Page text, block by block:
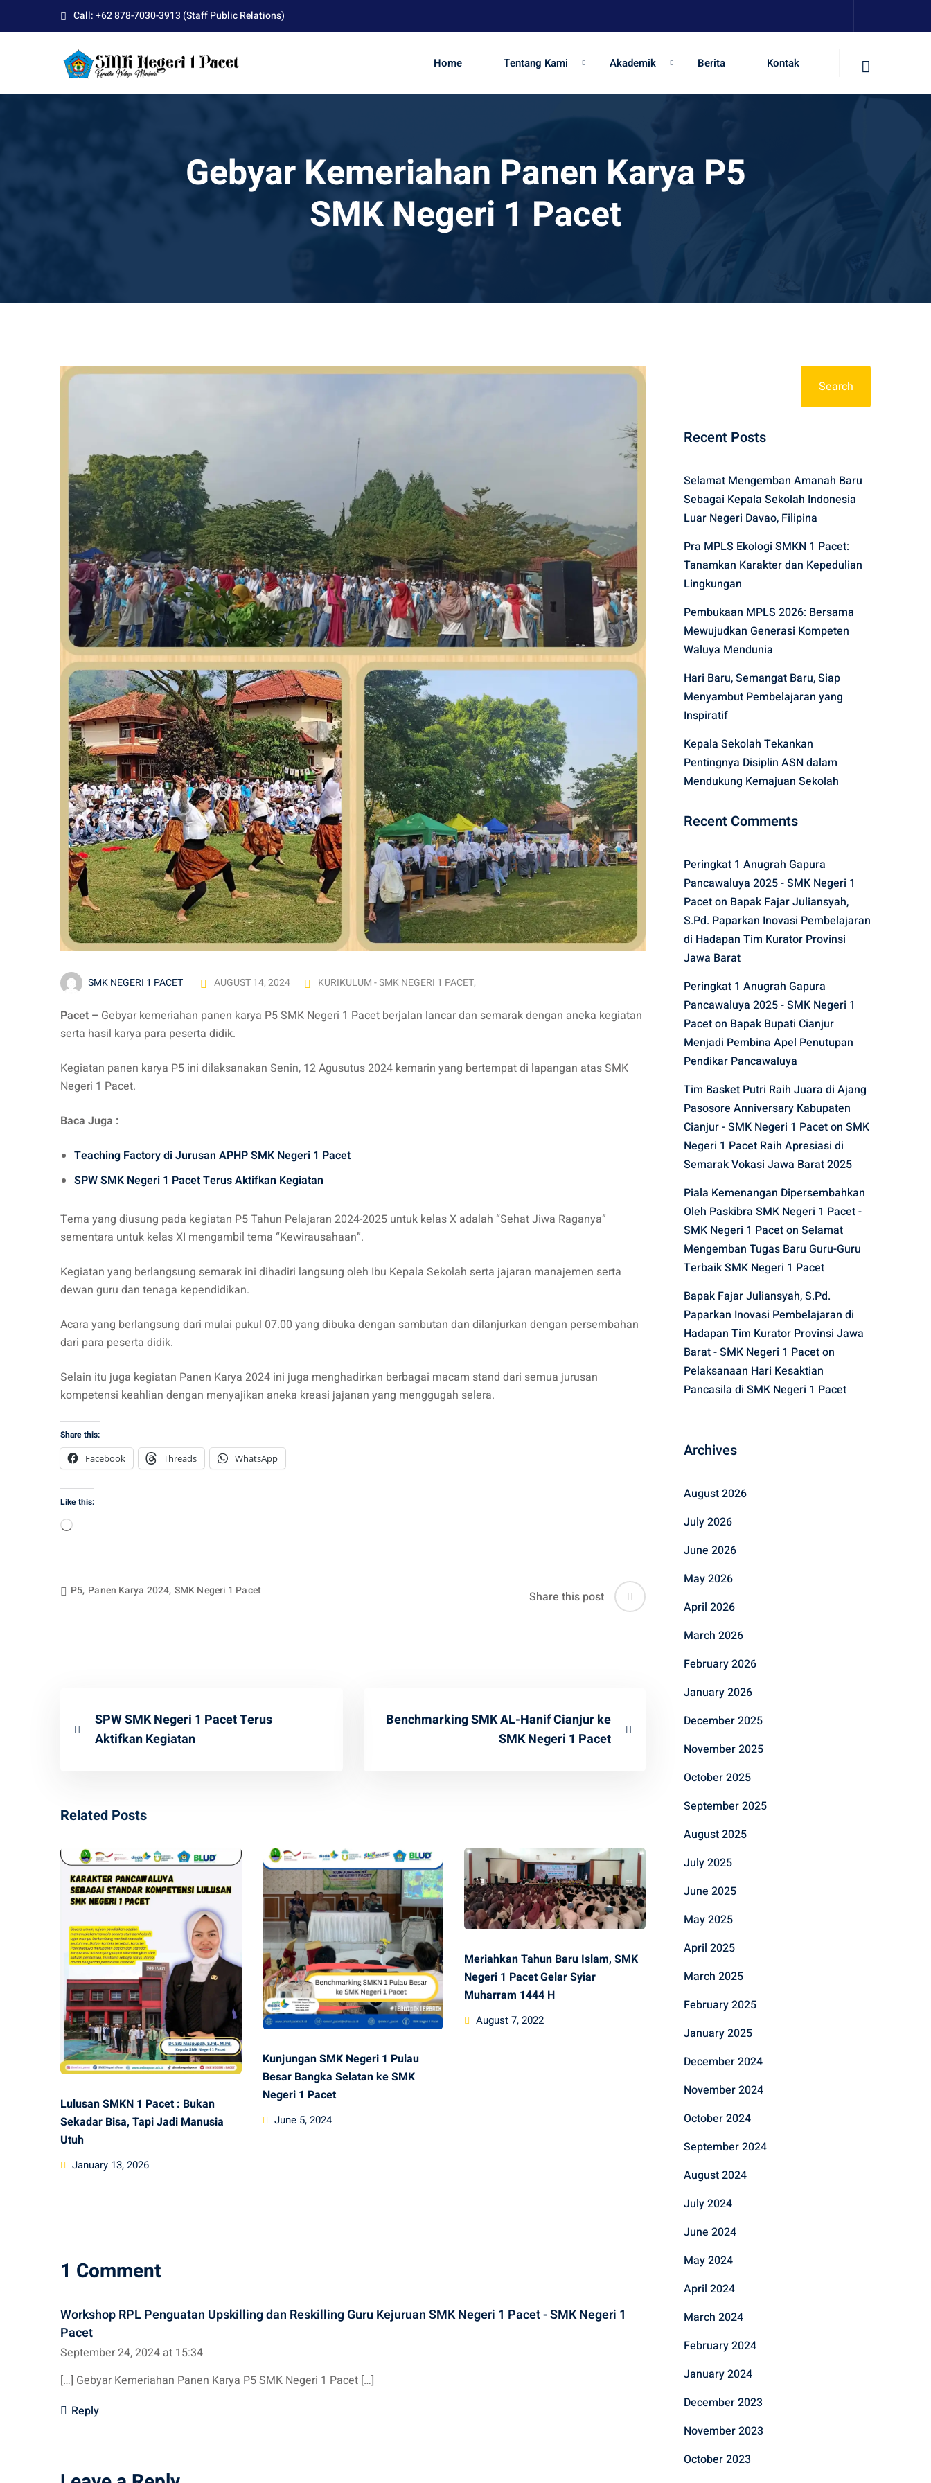
Call: +62 878-7030-3913 (Staff Public Relations)
Home Tentang Kami Akademik Berita Kontak
Gebyar Kemeriahan Panen Karya P5
SMK Negeri 1 Pacet
SMK NEGERI 1 PACET AUGUST 14, 2024 KURIKULUM - SMK NEGERI 1 PACET,
Pacet – Gebyar kemeriahan panen karya P5 SMK Negeri 1 Pacet berjalan lancar dan semarak dengan aneka kegiatan
serta hasil karya para peserta didik.
Kegiatan panen karya P5 ini dilaksanakan Senin, 12 Agusutus 2024 kemarin yang bertempat di lapangan atas SMK
Negeri 1 Pacet.
Baca Juga :
Teaching Factory di Jurusan APHP SMK Negeri 1 Pacet
SPW SMK Negeri 1 Pacet Terus Aktifkan Kegiatan
Tema yang diusung pada kegiatan P5 Tahun Pelajaran 2024-2025 untuk kelas X adalah “Sehat Jiwa Raganya”
sementara untuk kelas XI mengambil tema “Kewirausahaan”.
Kegiatan yang berlangsung semarak ini dihadiri langsung oleh Ibu Kepala Sekolah serta jajaran manajemen serta
dewan guru dan tenaga kependidikan.
Acara yang berlangsung dari mulai pukul 07.00 yang dibuka dengan sambutan dan dilanjurkan dengan persembahan
dari para peserta didik.
Selain itu juga kegiatan Panen Karya 2024 ini juga menghadirkan berbagai macam stand dari semua jurusan
kompetensi keahlian dengan menyajikan aneka kreasi jajanan yang menggugah selera.
Share this:
Facebook
Threads WhatsApp
Like this:
Loading…
P5, Panen Karya 2024, SMK Negeri 1 Pacet Share this post
SPW SMK Negeri 1 Pacet Terus
Aktifkan Kegiatan
Benchmarking SMK AL-Hanif Cianjur ke
SMK Negeri 1 Pacet
Related Posts
Lulusan SMKN 1 Pacet : Bukan
Sekadar Bisa, Tapi Jadi Manusia
Utuh
Posted
January 13, 2026
Kunjungan SMK Negeri 1 Pulau
Besar Bangka Selatan ke SMK
Negeri 1 Pacet
Posted
June 5, 2024
Meriahkan Tahun Baru Islam, SMK
Negeri 1 Pacet Gelar Syiar
Muharram 1444 H
Posted
August 7, 2022
1 Comment
Workshop RPL Penguatan Upskilling dan Reskilling Guru Kejuruan SMK Negeri 1 Pacet - SMK Negeri 1
Pacet
September 24, 2024 at 15:34
[…] Gebyar Kemeriahan Panen Karya P5 SMK Negeri 1 Pacet […]
Reply
Search
Recent Posts
Selamat Mengemban Amanah Baru
Sebagai Kepala Sekolah Indonesia
Luar Negeri Davao, Filipina
Pra MPLS Ekologi SMKN 1 Pacet:
Tanamkan Karakter dan Kepedulian
Lingkungan
Pembukaan MPLS 2026: Bersama
Mewujudkan Generasi Kompeten
Waluya Mendunia
Hari Baru, Semangat Baru, Siap
Menyambut Pembelajaran yang
Inspiratif
Kepala Sekolah Tekankan
Pentingnya Disiplin ASN dalam
Mendukung Kemajuan Sekolah
Recent Comments
Peringkat 1 Anugrah Gapura
Pancawaluya 2025 - SMK Negeri 1
Paceton Bapak Fajar Juliansyah,
S.Pd. Paparkan Inovasi Pembelajaran
di Hadapan Tim Kurator Provinsi
Jawa Barat
Peringkat 1 Anugrah Gapura
Pancawaluya 2025 - SMK Negeri 1
Paceton Bapak Bupati Cianjur
Menjadi Pembina Apel Penutupan
Pendikar Pancawaluya
Tim Basket Putri Raih Juara di Ajang
Pasosore Anniversary Kabupaten
Cianjur - SMK Negeri 1 Paceton SMK
Negeri 1 Pacet Raih Apresiasi di
Semarak Vokasi Jawa Barat 2025
Piala Kemenangan Dipersembahkan
Oleh Paskibra SMK Negeri 1 Pacet -
SMK Negeri 1 Paceton Selamat
Mengemban Tugas Baru Guru-Guru
Terbaik SMK Negeri 1 Pacet
Bapak Fajar Juliansyah, S.Pd.
Paparkan Inovasi Pembelajaran di
Hadapan Tim Kurator Provinsi Jawa
Barat - SMK Negeri 1 Paceton
Pelaksanaan Hari Kesaktian
Pancasila di SMK Negeri 1 Pacet
Archives
August 2026
July 2026
June 2026
May 2026
April 2026
March 2026
February 2026
January 2026
December 2025
November 2025
October 2025
September 2025
August 2025
July 2025
June 2025
May 2025
April 2025
March 2025
February 2025
January 2025
December 2024
November 2024
October 2024
September 2024
August 2024
July 2024
June 2024
May 2024
April 2024
March 2024
February 2024
January 2024
December 2023
November 2023
October 2023